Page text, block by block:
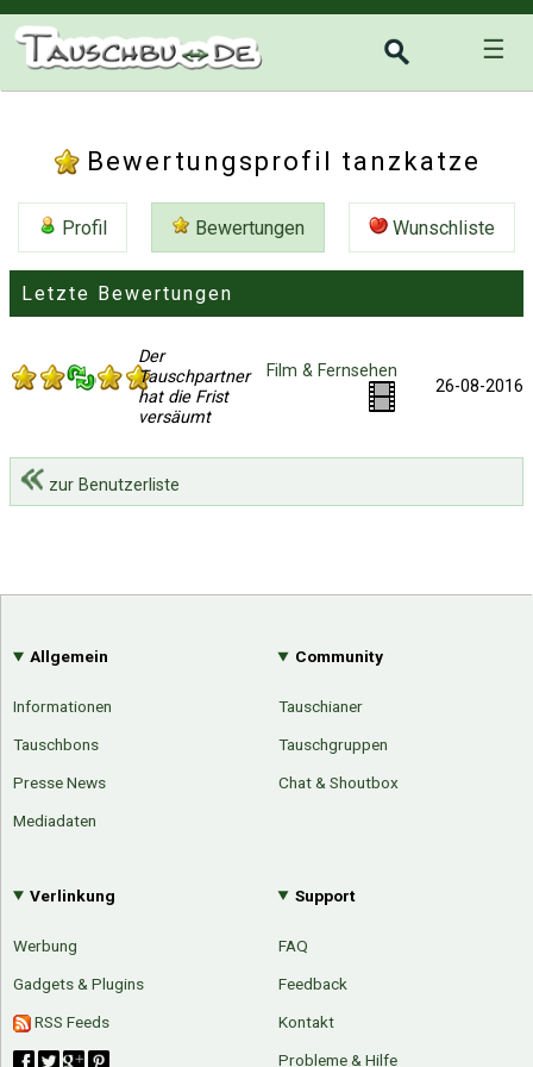
☰
Bewertungsprofil tanzkatze
Profil Bewertungen Wunschliste
Letzte Bewertungen
Der
Tauschpartner
hat die Frist
versäumt
Film & Fernsehen
26-08-2016
zur Benutzerliste
Allgemein
Informationen
Tauschbons
Presse News
Mediadaten
Community
Tauschianer
Tauschgruppen
Chat & Shoutbox
Verlinkung
Werbung
Gadgets & Plugins
RSS Feeds
Support
FAQ
Feedback
Kontakt
Probleme & Hilfe